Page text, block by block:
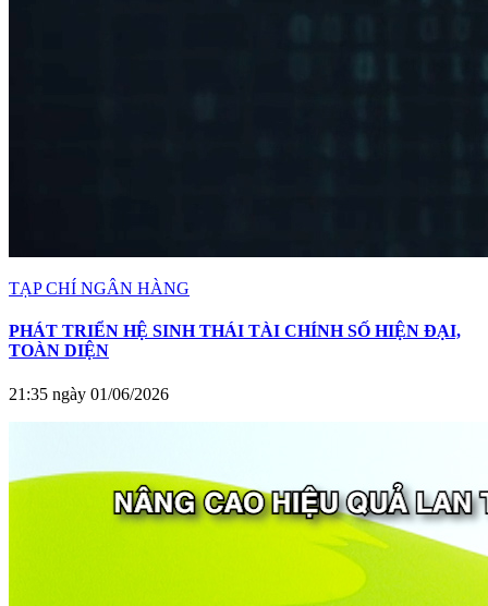
TẠP CHÍ NGÂN HÀNG
PHÁT TRIỂN HỆ SINH THÁI TÀI CHÍNH SỐ HIỆN ĐẠI,
TOÀN DIỆN
21:35 ngày 01/06/2026